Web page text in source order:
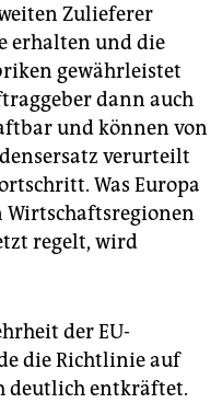
Zulieferer
erhalten und die
gewährleistet
dann auch
und können von
verurteilt
Was Europa
Wirtschaftsregionen
regelt, wird
der EU-
die Richtlinie auf
deutlich entkräftet.